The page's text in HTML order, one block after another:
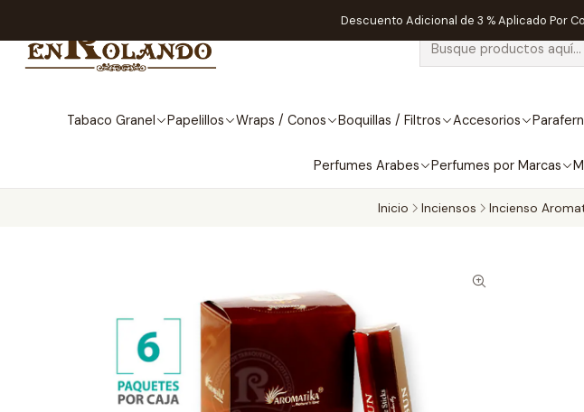
Tabaco Granel Papelillos Wraps / Conos Boquillas / Filtros Accesorios
Perfumes Arabes Perfumes por Marcas
Descuento Adicional de 3 % Aplicado Por
Inicio Inciensos Incienso